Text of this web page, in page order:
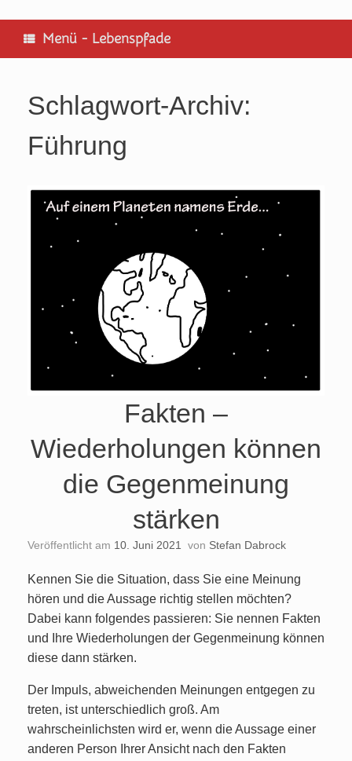
Inhalt
springen
Menü - Lebenspfade
Schlagwort-Archiv:
Führung
Fakten –
Wiederholungen können
die Gegenmeinung
stärken
Veröffentlicht am 10. Juni 2021 von Stefan Dabrock
Kennen Sie die Situation, dass Sie eine Meinung
hören und die Aussage richtig stellen möchten?
Dabei kann folgendes passieren: Sie nennen Fakten
und Ihre Wiederholungen der Gegenmeinung können
diese dann stärken.
Der Impuls, abweichenden Meinungen entgegen zu
treten, ist unterschiedlich groß. Am
wahrscheinlichsten wird er, wenn die Aussage einer
anderen Person Ihrer Ansicht nach den Fakten